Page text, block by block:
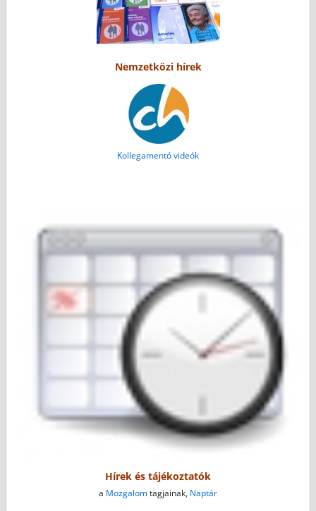
Nemzetközi hírek
Kollegamentó videók
Hírek és tájékoztatók
a Mozgalomtagjainak, Naptár